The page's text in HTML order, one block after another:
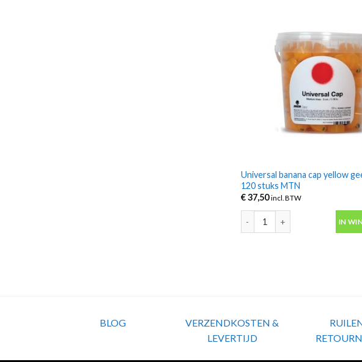
Universal banana cap yellow
120 stuks MTN
€37,50 incl. BTW
Universal banana cap yellow
IN
BLOG
VERZENDKOSTEN &
LEVERTIJD